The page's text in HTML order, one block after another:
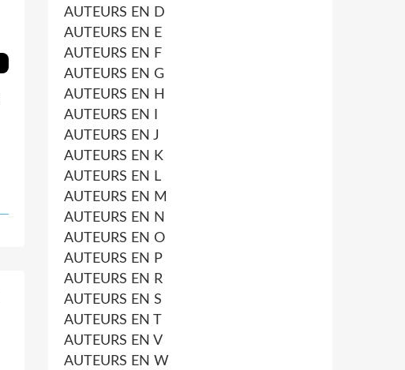
AUTEURS EN D
AUTEURS EN E
AUTEURS EN F
AUTEURS EN G
AUTEURS EN H
AUTEURS EN I
AUTEURS EN J
AUTEURS EN K
AUTEURS EN L
AUTEURS EN M
AUTEURS EN N
AUTEURS EN O
AUTEURS EN P
AUTEURS EN R
AUTEURS EN S
AUTEURS EN T
AUTEURS EN V
AUTEURS EN W